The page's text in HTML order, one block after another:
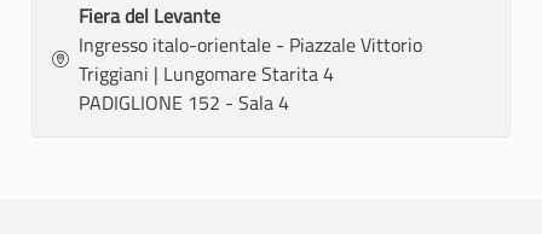
Fiera del Levante
Ingresso italo-orientale - Piazzale Vittorio
Triggiani | Lungomare Starita 4
PADIGLIONE 152 - Sala 4